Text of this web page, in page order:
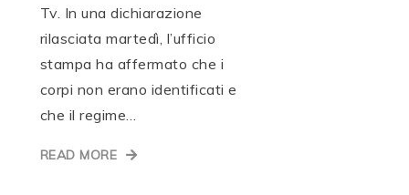
Tv. In una dichiarazione
rilasciata martedì, l’ufficio
stampa ha affermato che i
corpi non erano identificati e
che il regime…
READ MORE